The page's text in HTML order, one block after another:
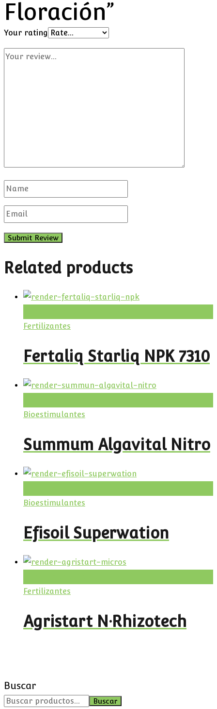
Floración”
Your rating
Related products
Fertilizantes
Fertaliq Starliq NPK 7310
Bioestimulantes
Summum Algavital Nitro
Bioestimulantes
Efisoil Superwation
Fertilizantes
Agristart N·Rhizotech
Buscar
Buscar